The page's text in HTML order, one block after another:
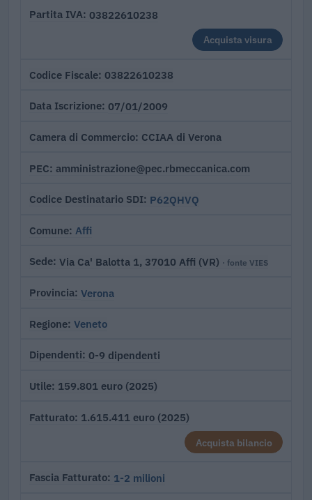
Partita IVA 03822610238
Acquista visura
Codice Fiscale 03822610238
Data Iscrizione 07/01/2009
Camera di Commercio CCIAA di Verona
PEC amministrazione@pec.rbmeccanica.com
Codice Destinatario SDI P62QHVQ
Comune Affi
Sede Via Ca' Balotta 1, 37010 Affi (VR) · fonte VIES
Provincia Verona
Regione Veneto
Dipendenti 0-9 dipendenti
Utile 159.801 euro (2025)
Fatturato 1.615.411 euro (2025)
Acquista bilancio
Fascia Fatturato 1-2 milioni